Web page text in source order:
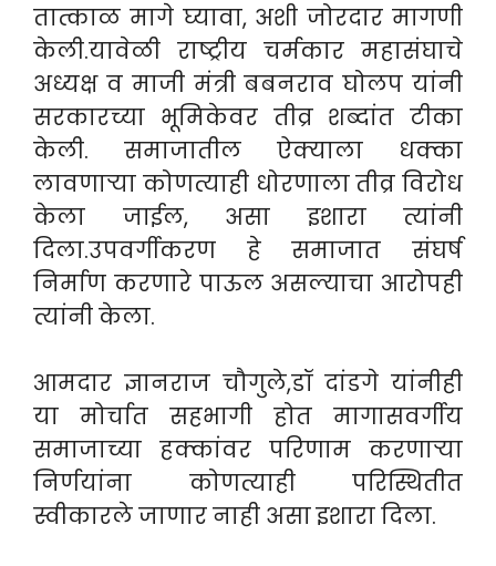
तात्काळ मागे घ्यावा, अशी जोरदार मागणी
केली.यावेळी राष्ट्रीय चर्मकार महासंघाचे
अध्यक्ष व माजी मंत्री बबनराव घोलप यांनी
सरकारच्या भूमिकेवर तीव्र शब्दांत टीका
केली. समाजातील ऐक्याला धक्का
लावणाऱ्या कोणत्याही धोरणाला तीव्र विरोध
केला जाईल, असा इशारा त्यांनी
दिला.उपवर्गीकरण हे समाजात संघर्ष
निर्माण करणारे पाऊल असल्याचा आरोपही
त्यांनी केला.
आमदार ज्ञानराज चौगुले,डॉ दांडगे यांनीही
या मोर्चात सहभागी होत मागासवर्गीय
समाजाच्या हक्कांवर परिणाम करणाऱ्या
निर्णयांना कोणत्याही परिस्थितीत
स्वीकारले जाणार नाही असा इशारा दिला.